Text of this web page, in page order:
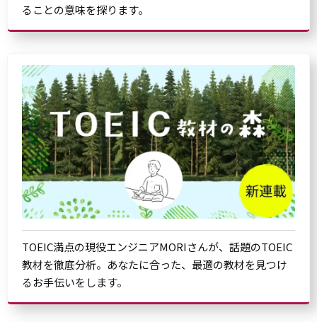
ることの意味を探ります。
TOEIC満点の現役エンジニアMORIさんが、話題のTOEIC
教材を徹底分析。あなたに合った、最適の教材を見つけ
るお手伝いをします。